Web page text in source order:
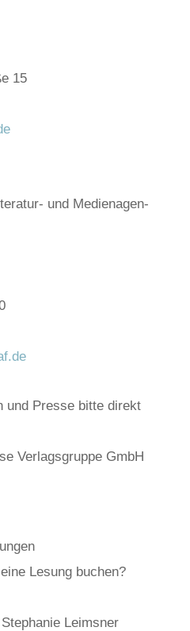
15
und Medi­en­agen­
und Pres­se bit­te direkt
Ver­lags­grup­pe GmbH
Lesung buchen?
Leims­ner